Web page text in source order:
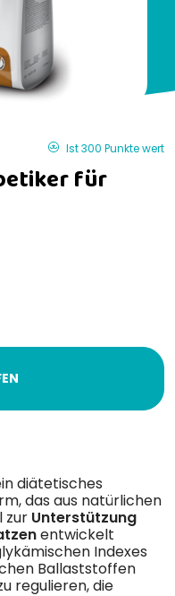
Ist 300 Punkte wert
für
diätetisches
das aus natürlichen
zur Unterstützung
entwickelt
Indexes
Ballaststoffen
regulieren, die